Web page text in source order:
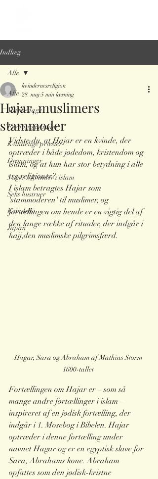
Indlæg
Alle
Mærkedage
Fredagsgudinder
Kvindelige præster
Dronninger
5 uger 5 kvinder i islam
Seks hustruer
Kvindeliv
Japan
Alle
Hajar, muslimers
stammoder
kvindernesreligion
28. maj 5 min læsning
Vidste du, at Hajar er en kvinde, der
optræder i både jødedom, kristendom og
islam, og at hun har stor betydning i alle
tre religioner?
I islam betragtes Hajar som
'stammoderen' til muslimer, og
fortællingen om hende er en vigtig del af
den lange række af ritualer, der indgår i
hajj,den muslimske pilgrimsfærd.
Hagar, Sara og Abraham af Mathias Storm
1600-tallet
Fortællingen om Hajar er – som så
mange andre fortællinger i islam –
inspireret af en jødisk fortælling, der
indgår i 1. Mosebog i Bibelen. Hajar
optræder i denne fortælling under
navnet Hagar og er en egyptisk slave for
Sara, Abrahams kone. Abraham
opfattes som den jødisk-kristne